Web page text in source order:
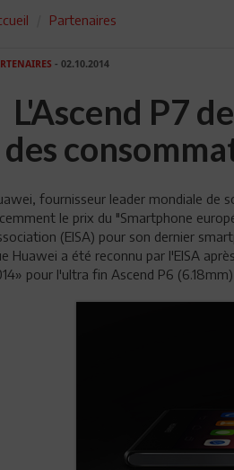
Partenaires
- 02.10.2014
L'Ascend P7
des
fournisseur leader mondiale de
le prix du "Smartphone
(EISA) pour son dernier
Huawei a été reconnu par l'EISA
pour l'ultra fin Ascend P6 (6.18mm)